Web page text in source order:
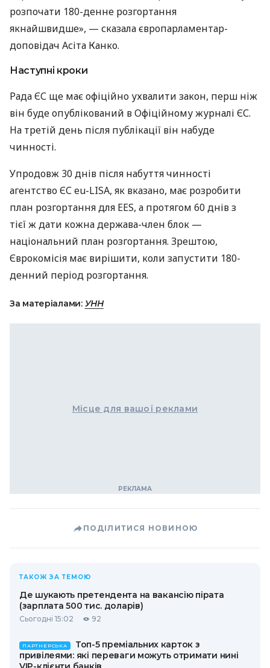
розпочати 180-денне розгортання
якнайшвидше», — сказала європарламентар-
доповідач Асіта Канко.
Наступні кроки
Рада ЄС ще має офіційно ухвалити закон, перш ніж
він буде опублікований в Офіційному журналі ЄС.
На третій день після публікації він набуде
чинності.
Упродовж 30 днів після набуття чинності
агентство ЄС eu-LISA, як вказано, має розробити
план розгортання для EES, а протягом 60 днів з
тієї ж дати кожна держава-член блок —
національний план розгортання. Зрештою,
Єврокомісія має вирішити, коли запустити 180-
денний період розгортання.
За матеріалами: УНН
Місце для вашої реклами
ПОДІЛИТИСЯ НОВИНОЮ
ТАКОЖ ЗА ТЕМОЮ
Де шукають претендента на вакансію пірата
(зарплата 500 тис. доларів)
Сьогодні 15:02 92
ПАРТНЕРСЬКА
Топ-5 преміальних карток з
привілеями: які переваги можуть отримати нині